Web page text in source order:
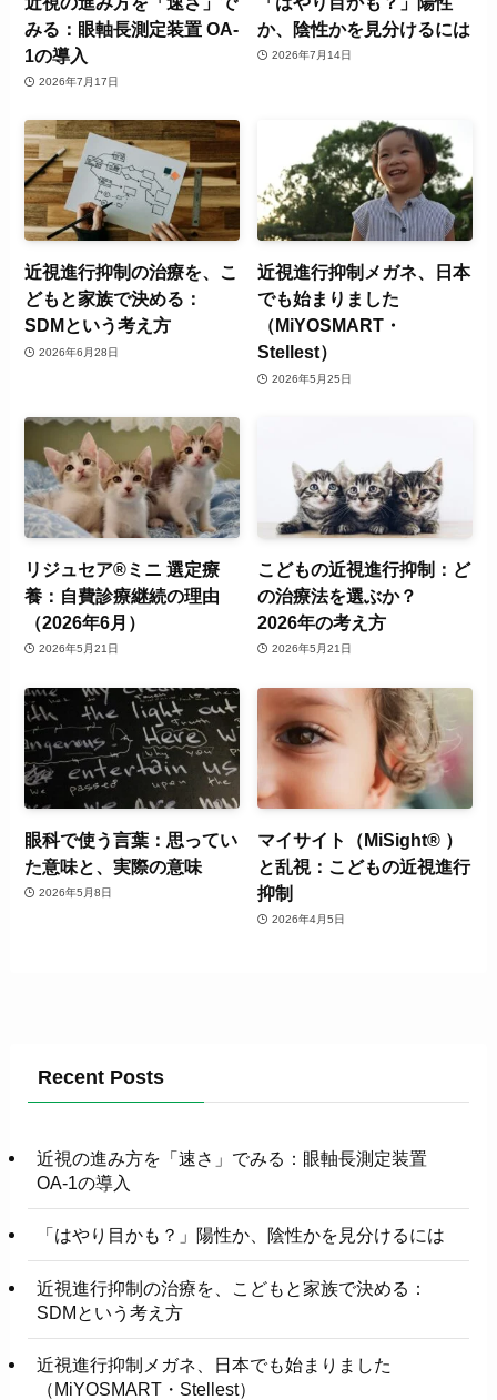
みる：眼軸長測定装置 OA-
1の導入
2026年7月17日
か、陰性かを見分けるには
2026年7月14日
近視進行抑制の治療を、こ
どもと家族で決める：
SDMという考え方
2026年6月28日
近視進行抑制メガネ、日本
でも始まりました
（MiYOSMART・
Stellest）
2026年5月25日
リジュセア®ミニ 選定療
養：自費診療継続の理由
（2026年6月）
2026年5月21日
こどもの近視進行抑制：ど
の治療法を選ぶか？
2026年の考え方
2026年5月21日
眼科で使う言葉：思ってい
た意味と、実際の意味
2026年5月8日
マイサイト（MiSight® ）
と乱視：こどもの近視進行
抑制
2026年4月5日
Recent Posts
近視の進み方を「速さ」でみる：眼軸長測定装置
OA-1の導入
「はやり目かも？」陽性か、陰性かを見分けるには
近視進行抑制の治療を、こどもと家族で決める：
SDMという考え方
近視進行抑制メガネ、日本でも始まりました
（MiYOSMART・Stellest）